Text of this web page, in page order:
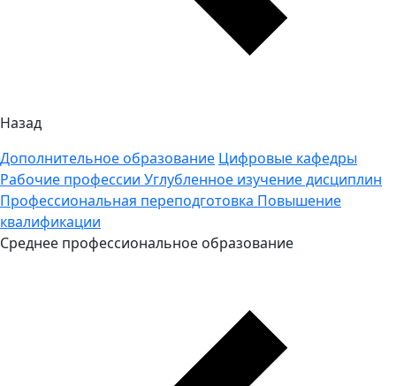
Назад
Дополнительное образование Цифровые кафедры
Рабочие профессии Углубленное изучение дисциплин
Профессиональная переподготовка Повышение
квалификации
Среднее профессиональное образование